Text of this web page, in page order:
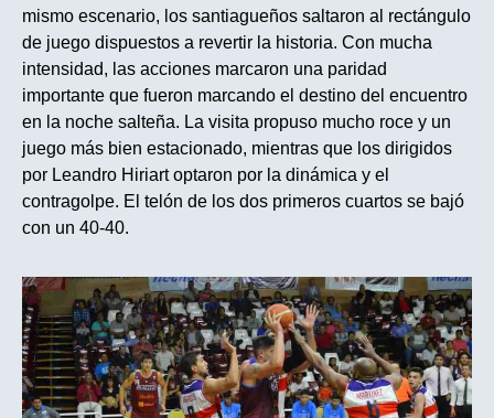
mismo escenario, los santiagueños saltaron al rectángulo
de juego dispuestos a revertir la historia. Con mucha
intensidad, las acciones marcaron una paridad
importante que fueron marcando el destino del encuentro
en la noche salteña. La visita propuso mucho roce y un
juego más bien estacionado, mientras que los dirigidos
por Leandro Hiriart optaron por la dinámica y el
contragolpe. El telón de los dos primeros cuartos se bajó
con un 40-40.